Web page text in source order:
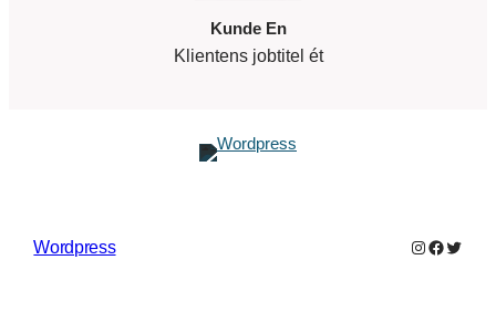
Kunde En
Klientens jobtitel ét
Wordpress Instagram
Twitter